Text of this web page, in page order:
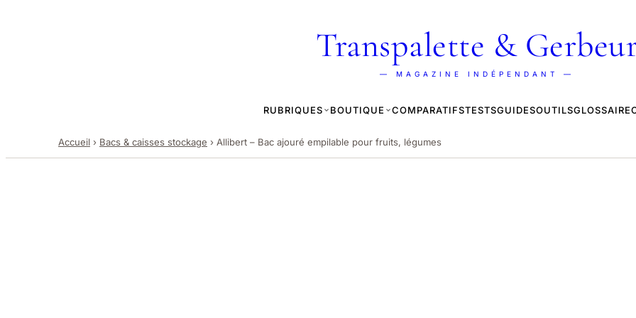
Transpalette &
— MAGAZINE INDÉPENDANT —
RUBRIQUES BOUTIQUE COMPARATIFSTESTSGUIDESOUTILSGLOSSAIRE
Accueil › Bacs & caisses stockage › Allibert – Bac ajouré empilable pour fruits, légumes